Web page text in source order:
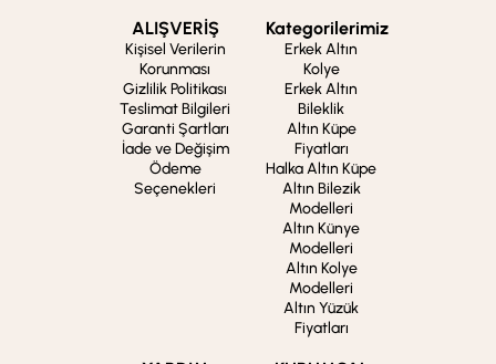
ALIŞVERİŞ
Kişisel Verilerin
Korunması
Gizlilik Politikası
Teslimat Bilgileri
Garanti Şartları
İade ve Değişim
Ödeme
Seçenekleri
Kategorilerimiz
Erkek Altın
Kolye
Erkek Altın
Bileklik
Altın Küpe
Fiyatları
Halka Altın Küpe
Altın Bilezik
Modelleri
Altın Künye
Modelleri
Altın Kolye
Modelleri
Altın Yüzük
Fiyatları